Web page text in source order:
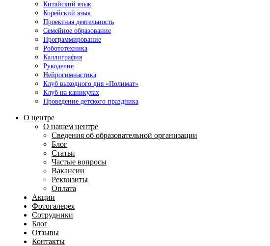
Китайский язык
Корейский язык
Проектная деятельность
Семейное образование
Программирование
Робототехника
Каллиграфия
Рукоделие
Нейрогимнастика
Клуб выходного дня «Полимат»
Клуб на каникулах
Проведение детского праздника
О центре
О нашем центре
Сведения об образовательной организации
Блог
Статьи
Частые вопросы
Вакансии
Реквизиты
Оплата
Акции
Фотогалерея
Сотрудники
Блог
Отзывы
Контакты